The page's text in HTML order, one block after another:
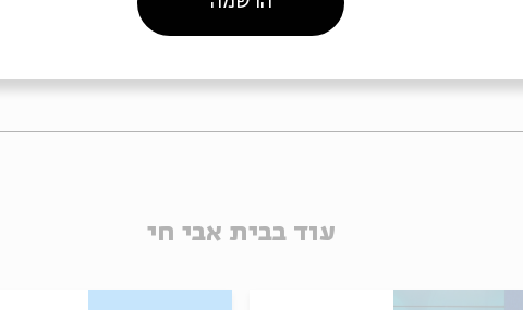
עוד בבית אבי חי